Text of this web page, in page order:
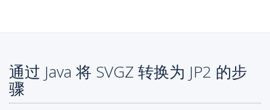
通过 Java 将 SVGZ 转换为 JP2 的步
骤